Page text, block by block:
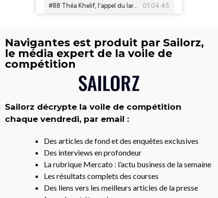
Navigantes est produit par Sailorz,
le média expert de la voile de
compétition
Sailorz décrypte la voile de compétition
chaque vendredi, par email :
Des articles de fond et des enquêtes exclusives
Des interviews en profondeur
La rubrique Mercato : l’actu business de la semaine
Les résultats complets des courses
Des liens vers les meilleurs articles de la presse